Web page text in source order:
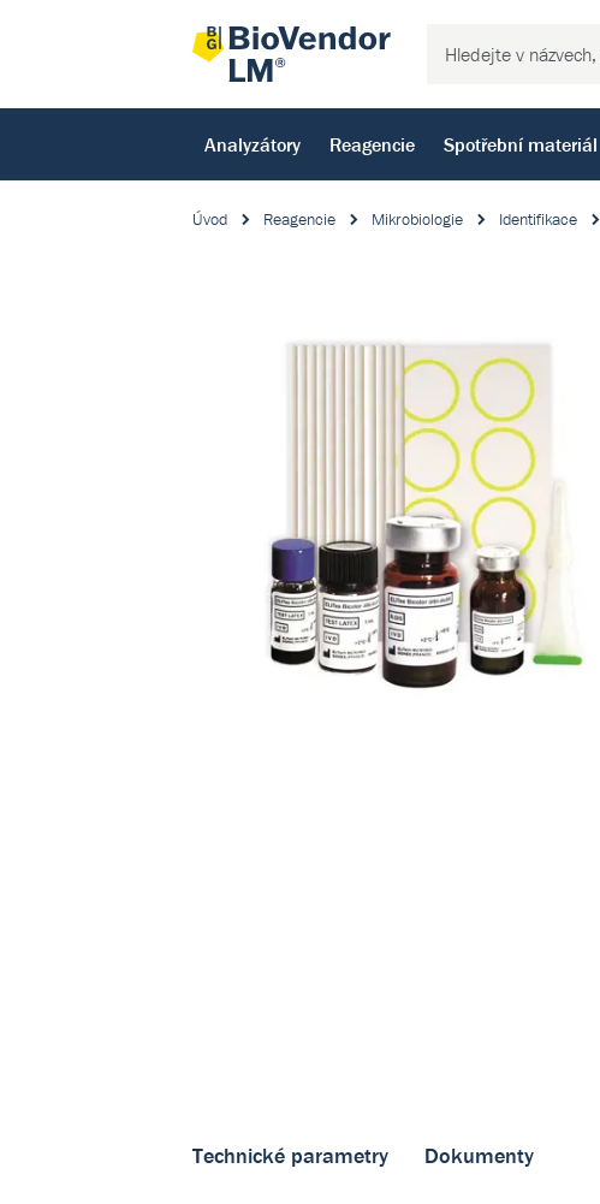
Analyzátory Reagencie Spotřební materiál
Úvod Reagencie Mikrobiologie Identifikace
Technické parametry Dokumenty